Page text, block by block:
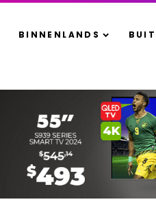
BINNENLANDS